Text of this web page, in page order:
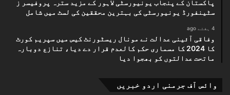
پاکستان کے پنجاب یونیورسٹی لاہور کے مزید سترہ پروفیسر ز
سٹینفورڈ یونیورسٹی کی بہترین محققین کی لسٹ میں شامل
4 ہفتے ago
وفاقی آئینی عدالت نے مونال ریسٹورنٹ کیس میں سپریم کورٹ
کا 2024 کا مسماری حکم کالعدم قرار دے دیا، تنازع دوبارہ
ماتحت عدالتوں کو بھجوا دیا
وائس آف جرمنی اردو خبریں